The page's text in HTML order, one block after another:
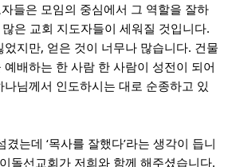
들은 모임의 중심에서 그 역할을 잘하
은 교회 지도자들이 세워질 것입니다.
지만, 얻은 것이 너무나 많습니다. 건물
배하는 한 사람 한 사람이 성전이 되어
님께서 인도하시는 대로 순종하고 있
는데 ‘목사를 잘했다’라는 생각이 듭니
돌선교회가 저희와 함께 해주셨습니다.